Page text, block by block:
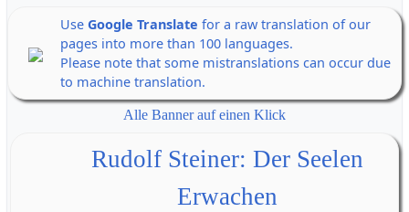
Use Google Translate for a raw translation of our
pages into more than 100 languages.
Please note that some mistranslations can occur due
to machine translation.
Alle Banner auf einen Klick
Rudolf Steiner: Der Seelen
Erwachen